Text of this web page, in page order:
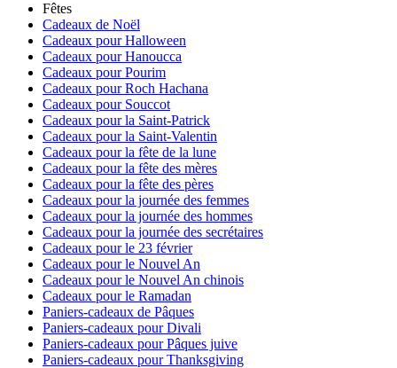
Fêtes
Cadeaux de Noël
Cadeaux pour Halloween
Cadeaux pour Hanoucca
Cadeaux pour Pourim
Cadeaux pour Roch Hachana
Cadeaux pour Souccot
Cadeaux pour la Saint-Patrick
Cadeaux pour la Saint-Valentin
Cadeaux pour la fête de la lune
Cadeaux pour la fête des mères
Cadeaux pour la fête des pères
Cadeaux pour la journée des femmes
Cadeaux pour la journée des hommes
Cadeaux pour la journée des secrétaires
Cadeaux pour le 23 février
Cadeaux pour le Nouvel An
Cadeaux pour le Nouvel An chinois
Cadeaux pour le Ramadan
Paniers-cadeaux de Pâques
Paniers-cadeaux pour Divali
Paniers-cadeaux pour Pâques juive
Paniers-cadeaux pour Thanksgiving